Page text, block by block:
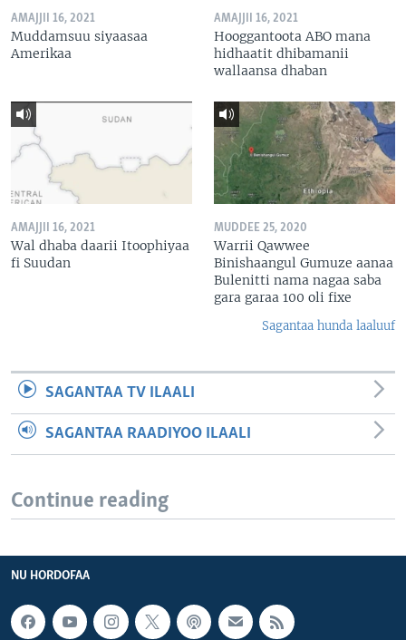
AMAJJII 16, 2021
Muddamsuu siyaasaa
Amerikaa
AMAJJII 16, 2021
Hooggantoota ABO mana
hidhaatit dhibamanii
wallaansa dhaban
AMAJJII 16, 2021
Wal dhaba daarii Itoophiyaa
fi Suudan
MUDDEE 25, 2020
Warrii Qawwee
Binishaangul Gumuze aanaa
Bulenitti nama nagaa saba
gara garaa 100 oli fixe
Sagantaa hunda laaluuf
SAGANTAA TV ILAALI
SAGANTAA RAADIYOO ILAALI
Continue reading
NU HORDOFAA